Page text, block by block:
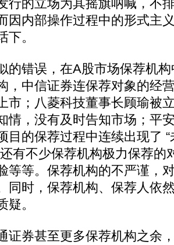
行的立场为其摇旗呐喊，不
因内部操作过程中的形式主
下。
错误，在A股市场保荐机构
，中信证券连保荐对象的经
市；八菱科技董事长顾瑜被
情，没有及时告知市场；平
目的保荐过程中连续出现了
有不少保荐机构极力保荐的
等等。保荐机构的不严谨，
同时，保荐机构、保荐人依
疑。
券甚至更多保荐机构之余